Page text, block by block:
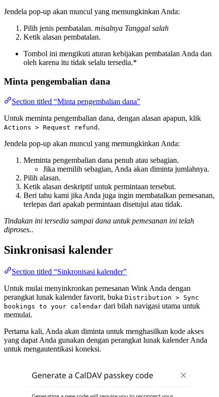
Jendela pop-up akan muncul yang memungkinkan Anda:
Pilih jenis pembatalan. misalnya Tanggal salah
Ketik alasan pembatalan.
Tombol ini mengikuti aturan kebijakan pembatalan Anda dan
oleh karena itu tidak selalu tersedia.*
Minta pengembalian dana
Section titled “Minta pengembalian dana”
Untuk meminta pengembalian dana, dengan alasan apapun, klik
Actions > Request refund .
Jendela pop-up akan muncul yang memungkinkan Anda:
Meminta pengembalian dana penuh atau sebagian.
Jika memilih sebagian, Anda akan diminta jumlahnya.
Pilih alasan.
Ketik alasan deskriptif untuk permintaan tersebut.
Beri tahu kami jika Anda juga ingin membatalkan pemesanan,
terlepas dari apakah permintaan disetujui atau tidak.
Tindakan ini tersedia sampai dana untuk pemesanan ini telah
diproses..
Sinkronisasi kalender
Section titled “Sinkronisasi kalender”
Untuk mulai menyinkronkan pemesanan Wink Anda dengan
perangkat lunak kalender favorit, buka Distribution > Sync
bookings to your calendar dari bilah navigasi utama untuk
memulai.
Pertama kali, Anda akan diminta untuk menghasilkan kode akses
yang dapat Anda gunakan dengan perangkat lunak kalender Anda
untuk mengautentikasi koneksi.